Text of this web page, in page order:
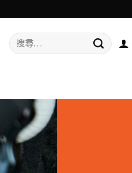
搜
尋